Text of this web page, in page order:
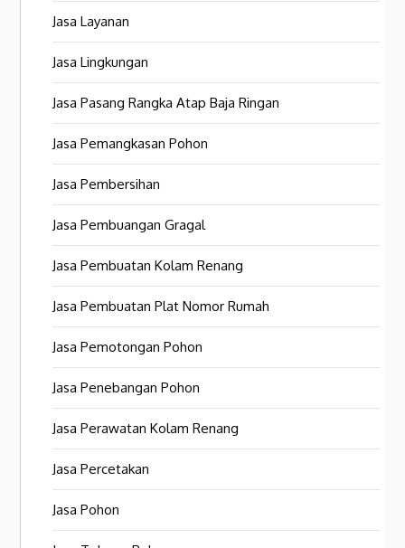
Jasa Layanan
Jasa Lingkungan
Jasa Pasang Rangka Atap Baja Ringan
Jasa Pemangkasan Pohon
Jasa Pembersihan
Jasa Pembuangan Gragal
Jasa Pembuatan Kolam Renang
Jasa Pembuatan Plat Nomor Rumah
Jasa Pemotongan Pohon
Jasa Penebangan Pohon
Jasa Perawatan Kolam Renang
Jasa Percetakan
Jasa Pohon